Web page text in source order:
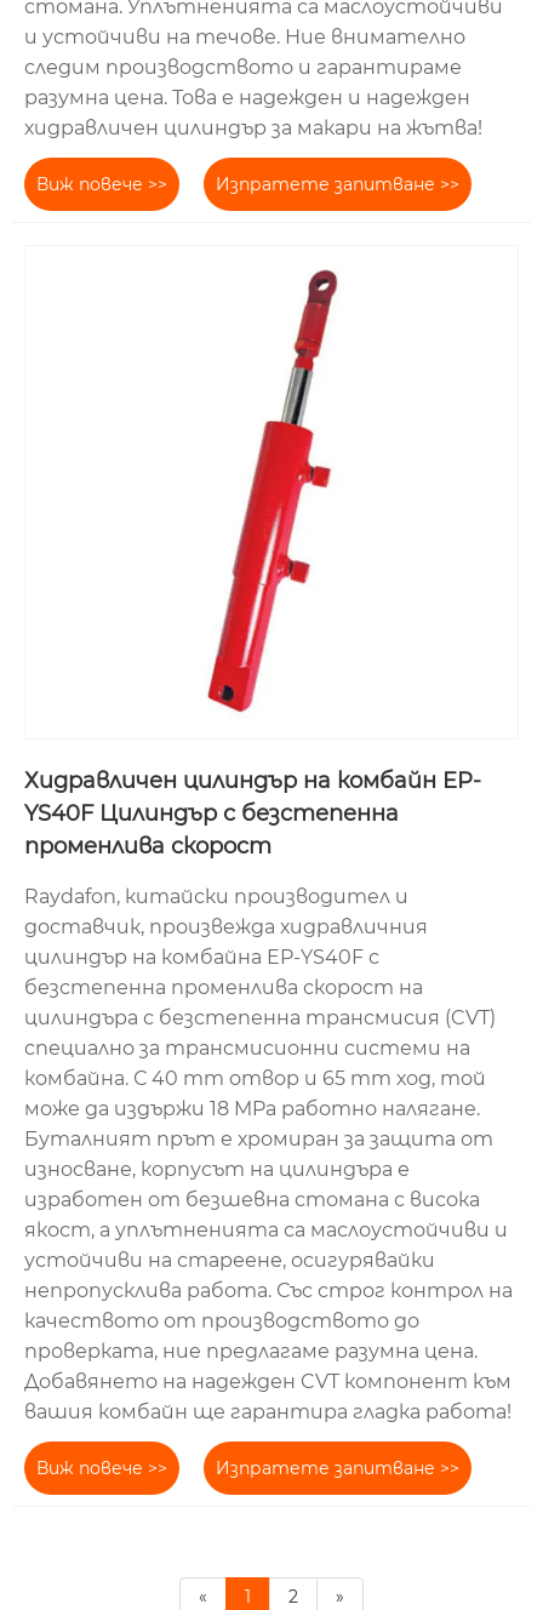
стомана. Уплътненията са маслоустойчиви
и устойчиви на течове. Ние внимателно
следим производството и гарантираме
разумна цена. Това е надежден и надежден
хидравличен цилиндър за макари на жътва!
Виж повече >> Изпратете запитване >>
Хидравличен цилиндър на комбайн EP-
YS40F Цилиндър с безстепенна
променлива скорост
Raydafon, китайски производител и
доставчик, произвежда хидравличния
цилиндър на комбайна EP-YS40F с
безстепенна променлива скорост на
цилиндъра с безстепенна трансмисия (CVT)
специално за трансмисионни системи на
комбайна. С 40 mm отвор и 65 mm ход, той
може да издържи 18 MPa работно налягане.
Буталният прът е хромиран за защита от
износване, корпусът на цилиндъра е
изработен от безшевна стомана с висока
якост, а уплътненията са маслоустойчиви и
устойчиви на стареене, осигурявайки
непропусклива работа. Със строг контрол на
качеството от производството до
проверката, ние предлагаме разумна цена.
Добавянето на надежден CVT компонент към
вашия комбайн ще гарантира гладка работа!
Виж повече >> Изпратете запитване >>
« 1 2 »